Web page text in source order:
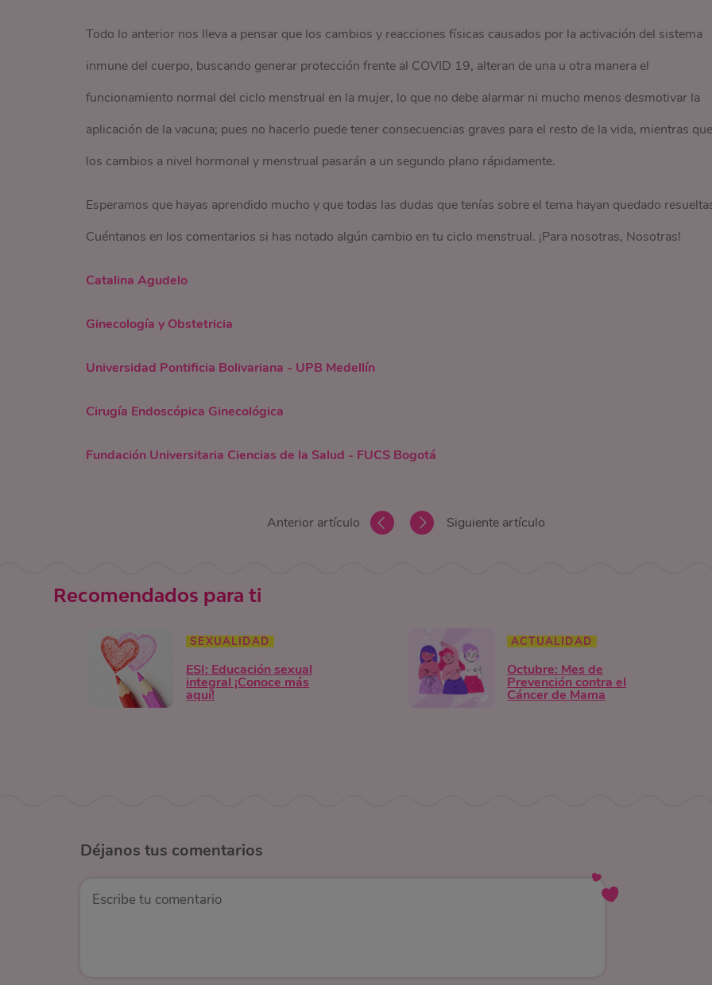
Todo lo anterior nos lleva a pensar que los cambios y reacciones físicas causados por la activación del sistema
inmune del cuerpo, buscando generar protección frente al COVID 19, alteran de una u otra manera el
funcionamiento normal del ciclo menstrual en la mujer, lo que no debe alarmar ni mucho menos desmotivar la
aplicación de la vacuna; pues no hacerlo puede tener consecuencias graves para el resto de la vida, mientras que
los cambios a nivel hormonal y menstrual pasarán a un segundo plano rápidamente.
Esperamos que hayas aprendido mucho y que todas las dudas que tenías sobre el tema hayan quedado
Cuéntanos en los comentarios si has notado algún cambio en tu ciclo menstrual. ¡Para nosotras, Nosotras!
Catalina Agudelo
Ginecología y Obstetricia
Universidad Pontificia Bolivariana - UPB Medellín
Cirugía Endoscópica Ginecológica
Fundación Universitaria Ciencias de la Salud - FUCS Bogotá
Anterior artículo Siguiente artículo
Recomendados para ti
SEXUALIDAD
ESI: Educación sexual
integral ¡Conoce más
aquí!
ACTUALIDAD
Octubre: Mes de
Prevención contra el
Cáncer de Mama
Déjanos tus comentarios